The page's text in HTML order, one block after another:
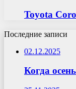
Toyota
Последние записи
02.12.2025
Когда